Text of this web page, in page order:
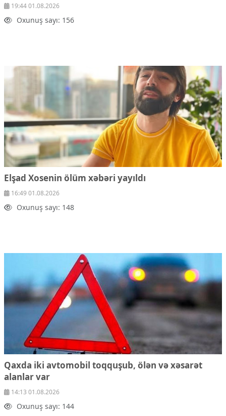
19:44 01.08.2026
Oxunuş sayı: 156
Elşad Xosenin ölüm xəbəri yayıldı
16:49 01.08.2026
Oxunuş sayı: 148
Qaxda iki avtomobil toqquşub, ölən və xəsarət
alanlar var
14:13 01.08.2026
Oxunuş sayı: 144